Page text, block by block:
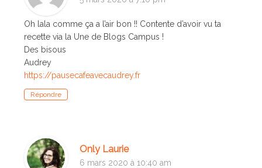
Oh lala comme ça a l’air bon !! Contente d’avoir vu ta
recette via la Une de Blogs Campus !
Des bisous
Audrey
https://pausecafeavecaudrey.fr
Répondre
Only Laurie
6 mars 2020 à 10:40 am